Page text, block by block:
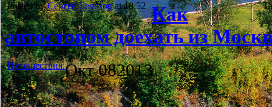
Posted byСергей Белеховat 18:52 Как
автостопом доехать из
Путешествия.Окт 082013